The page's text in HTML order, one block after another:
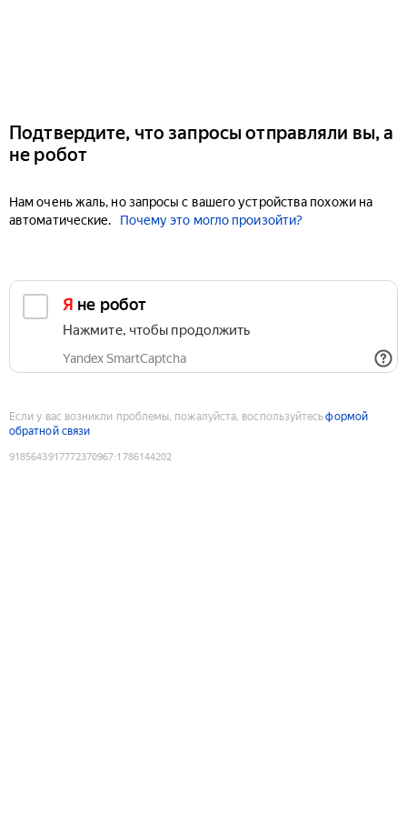
Подтвердите, что запросы отправляли вы, а
не робот
Нам очень жаль, но запросы с вашего устройства похожи на
автоматические.
Почему это могло произойти?
Я не робот
Нажмите, чтобы продолжить
Yandex SmartCaptcha
Если у вас возникли проблемы, пожалуйста, воспользуйтесьформой
обратной связи
9185643917772370967:1786144202